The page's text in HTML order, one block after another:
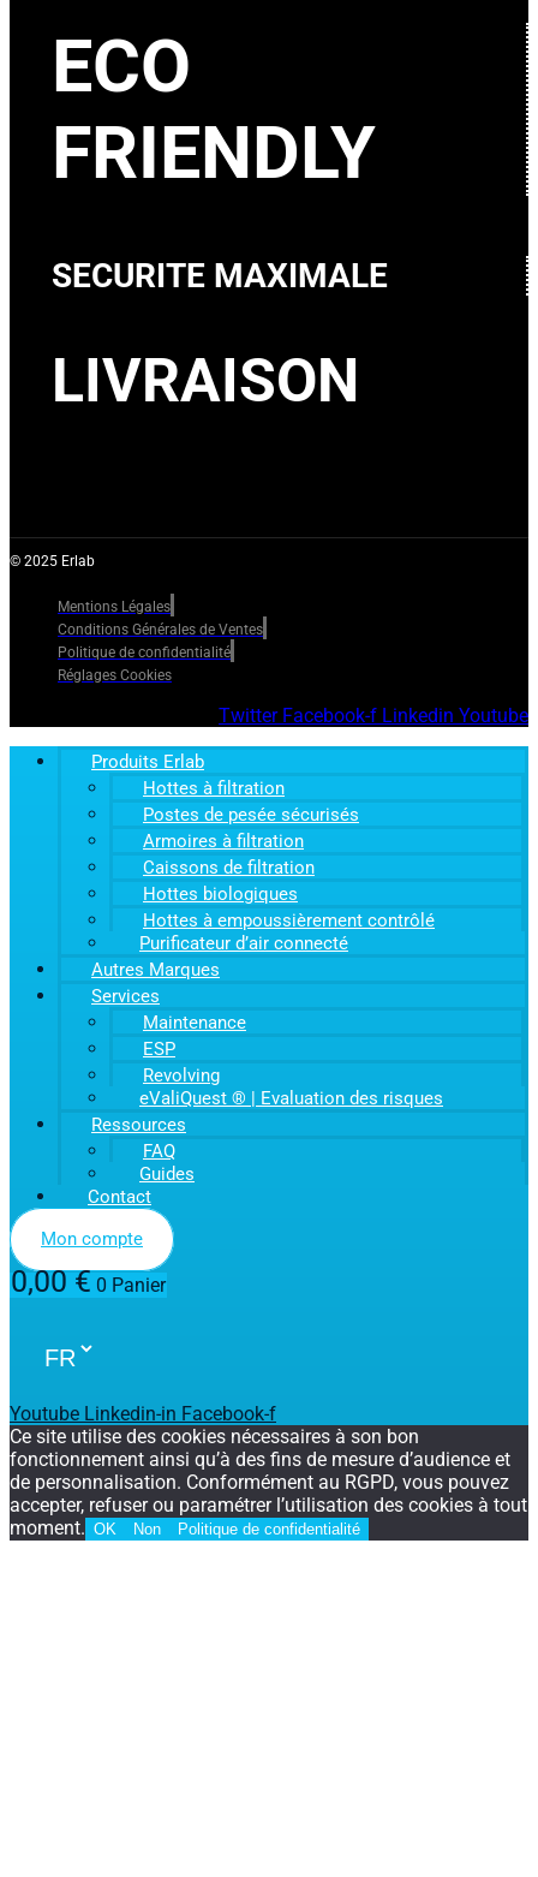
ECO
FRIENDLY
SECURITE MAXIMALE
LIVRAISON
© 2025 Erlab
Mentions Légales
Conditions Générales de Ventes
Politique de confidentialité
Réglages Cookies
Twitter Facebook-f Linkedin Youtube
Produits Erlab
Hottes à filtration
Postes de pesée sécurisés
Armoires à filtration
Caissons de filtration
Hottes biologiques
Hottes à empoussièrement contrôlé
Purificateur d’air connecté
Autres Marques
Services
Maintenance
ESP
Revolving
eValiQuest ® | Evaluation des risques
Ressources
FAQ
Guides
Contact
Mon compte
0,00€ 0 Panier
Youtube Linkedin-in Facebook-f
Ce site utilise des cookies nécessaires à son bon
fonctionnement ainsi qu’à des fins de mesure d’audience et
de personnalisation. Conformément au RGPD, vous pouvez
accepter, refuser ou paramétrer l’utilisation des cookies à tout
moment. OK Non Politique de confidentialité